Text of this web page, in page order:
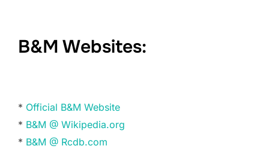
B&M Websites:
* Official B&M Website
* B&M @ Wikipedia.org
* B&M @ Rcdb.com